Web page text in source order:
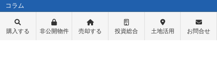
コラム
購入する 非公開物件 売却する 投資総合 土地活用 お問合せ